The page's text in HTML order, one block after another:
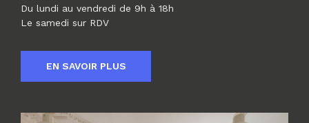
Du lundi au vendredi de 9h à 18h
Le samedi sur RDV
EN SAVOIR PLUS